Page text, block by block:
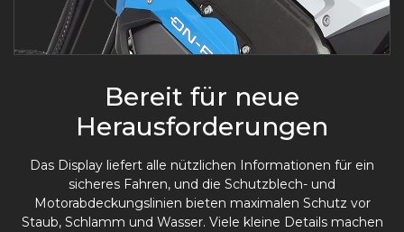
Bereit für neue
Herausforderungen
Das Display liefert alle nützlichen Informationen für ein
sicheres Fahren, und die Schutzblech- und
Motorabdeckungslinien bieten maximalen Schutz vor
Staub, Schlamm und Wasser. Viele kleine Details machen